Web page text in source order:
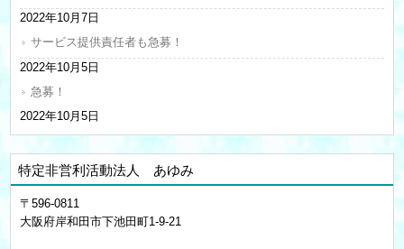
2022年10月7日
サービス提供責任者も急募！
2022年10月5日
急募！
2022年10月5日
特定非営利活動法人 あゆみ
〒596-0811
大阪府岸和田市下池田町1-9-21